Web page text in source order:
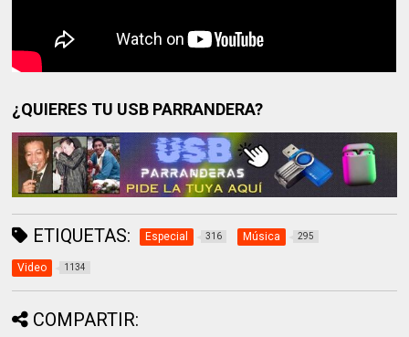
¿QUIERES TU USB PARRANDERA?
ETIQUETAS: Especial 316 Música 295
Video 1134
COMPARTIR: